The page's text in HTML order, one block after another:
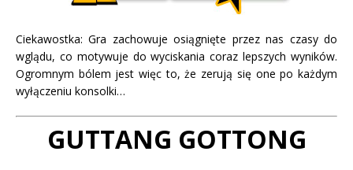
Ciekawostka: Gra zachowuje osiągnięte przez nas czasy do
wglądu, co motywuje do wyciskania coraz lepszych wyników.
Ogromnym bólem jest więc to, że zerują się one po każdym
wyłączeniu konsolki…
GUTTANG GOTTONG